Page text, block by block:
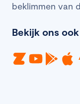
beklimmen van
Bekijk ons ook